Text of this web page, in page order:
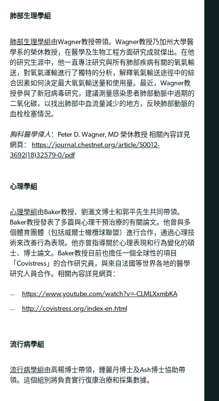
肺部生理學組
肺部生理學組 由Wagner教授帶領。Wagner教授乃加州大學醫
學系的榮休教授，在醫學及生物工程方面研究成就傑出。在他
的研究生涯中，他一直專注研究與所有肺部疾病有關的氧氣輸
送，對氧氣運輸進行了獨特的分析，解釋氧氣輸送途徑中的綜
合因素如何決定最大氧氣輸送量和使用量。最近，Wagner教
授參與了新冠病毒研究，建議測量感染患者肺部動脈中過期的
二氧化碳，以找出肺部中血流量減少的地方，反映肺部動脈的
血栓栓塞情況。
胸科醫學偉人 ：Peter D. Wagner, MD 榮休教授 相關內容詳見
網頁：
https://journal.chestnet.org/article/S0012-
3692(18)32579-0/pdf
心理學組
心理學組 由Baker教授、劉滙文博士和郭平先生共同帶領。
Baker教授發表了多篇與心理干預治療的有關論文。他曾與多
個體育團體（包括威爾士橄欖球聯盟）進行合作，通過心理技
術來改善行為表現。他亦曾指導關於心理表現和行為變化的碩
士、博士論文。Baker教授目前也擔任一個全球性的項目
「Covistress」的合作研究員，與來自法國等世界各地的醫學
研究人員合作。相關內容詳見網頁：
https://www.youtube.com/watch?v=-CLMLXxmbKA
http://covistress.org/index-en.html
流行病學組
流行病學組 由高楊博士帶領，鍾麗丹博士及Ash博士協助帶
領。這個組別將負責實行復康治療和採集數據。